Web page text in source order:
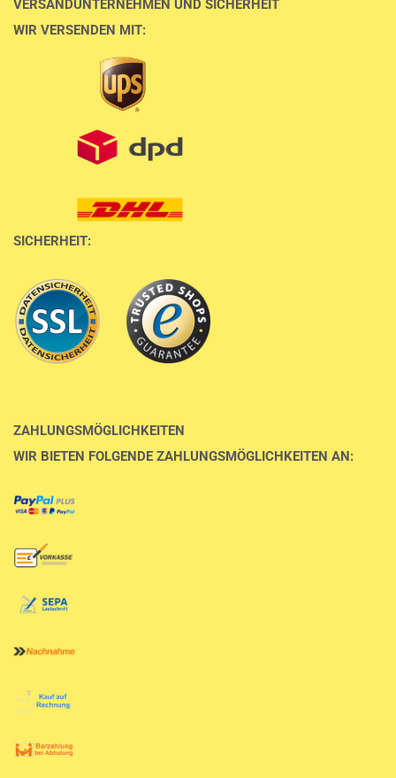
VERSANDUNTERNEHMEN UND SICHERHEIT
WIR VERSENDEN MIT:
SICHERHEIT:
ZAHLUNGSMÖGLICHKEITEN
WIR BIETEN FOLGENDE ZAHLUNGSMÖGLICHKEITEN AN: